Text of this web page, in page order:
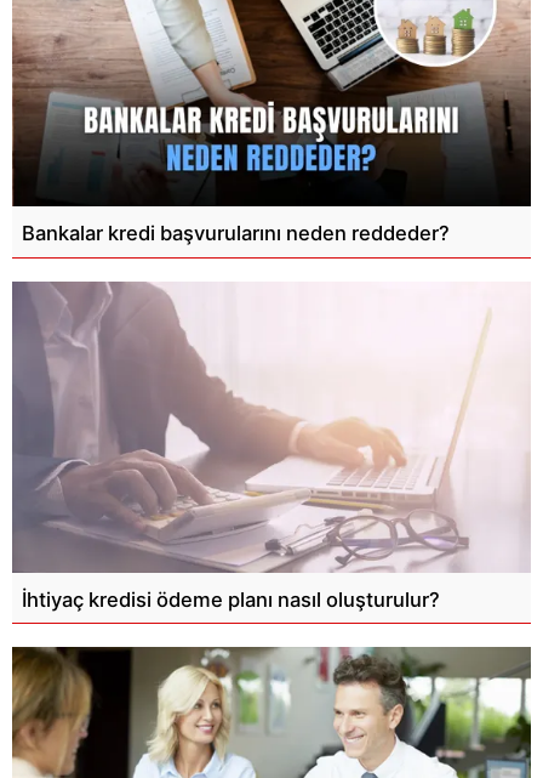
Bankalar kredi başvurularını neden reddeder?
İhtiyaç kredisi ödeme planı nasıl oluşturulur?